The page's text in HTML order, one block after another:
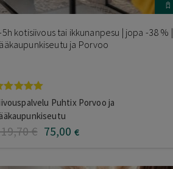
5h kotisiivous tai ikkunanpesu | jopa -38 % |
ja Porvoo
/ 5
Puhtix Porvoo ja
,70€ 75,00 €